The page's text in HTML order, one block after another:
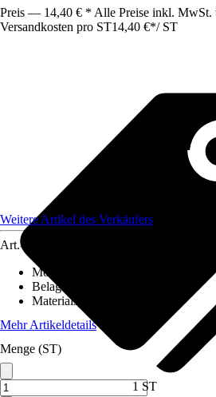
Preis — 14,40 € * Alle Preise inkl. MwSt.
Versandkosten pro ST14,40 €*/ ST
Weitere Artikel des Verkäufers
Art.-Nr.
Montageart
Belagstärke
Materialspezifizierung
Mehr Artikeldetails
Menge (ST)
1 ST